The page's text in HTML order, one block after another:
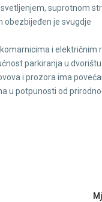
suprotnom
obezbijeđen je svugdje
i električnim
parkiranja u dvorištu
i prozora ima
u potpunosti od